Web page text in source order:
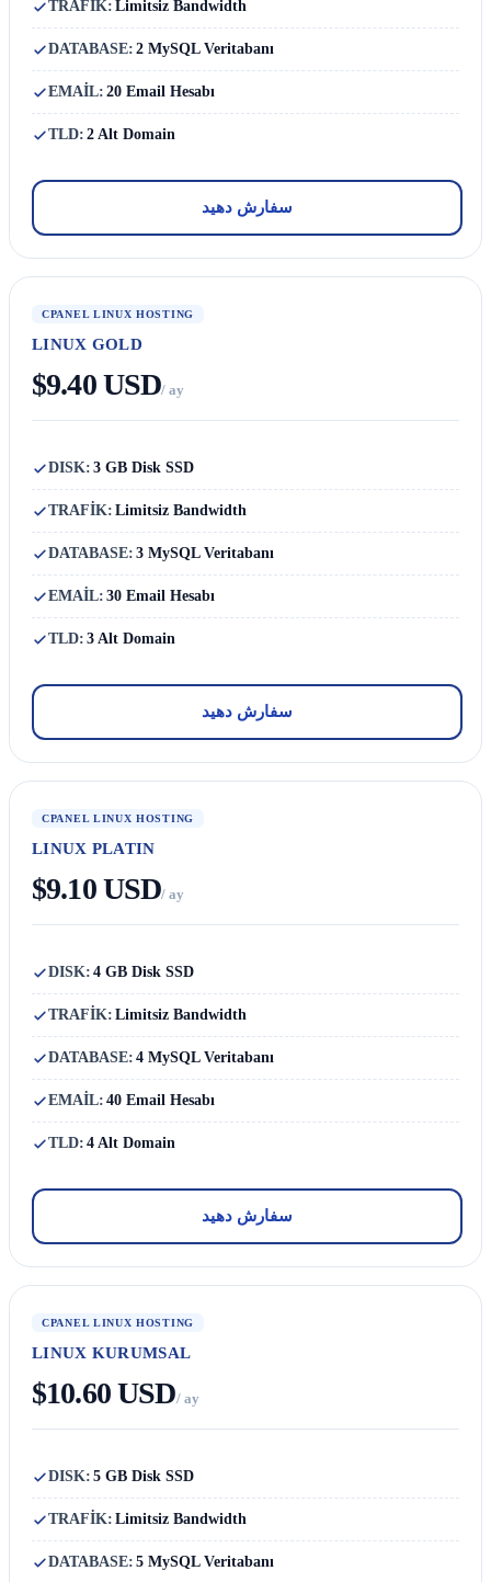
TRAFİK: Limitsiz Bandwidth
DATABASE: 2 MySQL Veritabanı
EMAİL: 20 Email Hesabı
TLD: 2 Alt Domain
سفارش دهید
CPANEL LINUX HOSTING
LINUX GOLD
$9.40 USD/ ay
DISK: 3 GB Disk SSD
TRAFİK: Limitsiz Bandwidth
DATABASE: 3 MySQL Veritabanı
EMAİL: 30 Email Hesabı
TLD: 3 Alt Domain
سفارش دهید
CPANEL LINUX HOSTING
LINUX PLATIN
$9.10 USD/ ay
DISK: 4 GB Disk SSD
TRAFİK: Limitsiz Bandwidth
DATABASE: 4 MySQL Veritabanı
EMAİL: 40 Email Hesabı
TLD: 4 Alt Domain
سفارش دهید
CPANEL LINUX HOSTING
LINUX KURUMSAL
$10.60 USD/ ay
DISK: 5 GB Disk SSD
TRAFİK: Limitsiz Bandwidth
DATABASE: 5 MySQL Veritabanı